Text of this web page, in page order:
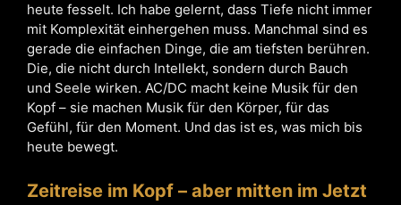
heute fesselt. Ich habe gelernt, dass Tiefe nicht immer
mit Komplexität einhergehen muss. Manchmal sind es
gerade die einfachen Dinge, die am tiefsten berühren.
Die, die nicht durch Intellekt, sondern durch Bauch
und Seele wirken. AC/DC macht keine Musik für den
Kopf – sie machen Musik für den Körper, für das
Gefühl, für den Moment. Und das ist es, was mich bis
heute bewegt.
Zeitreise im Kopf – aber mitten im Jetzt